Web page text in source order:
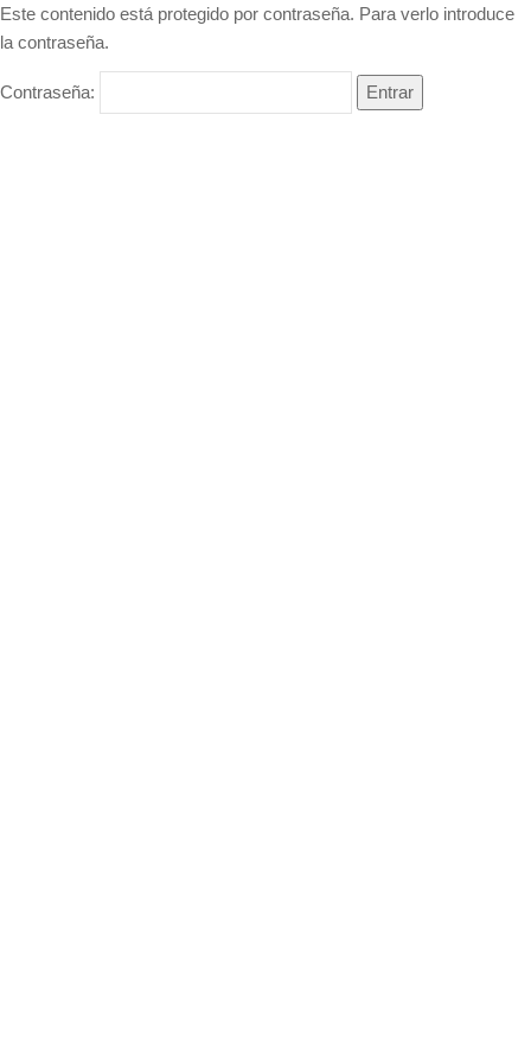
Este contenido está protegido por contraseña. Para verlo introduce
la contraseña.
Contraseña: